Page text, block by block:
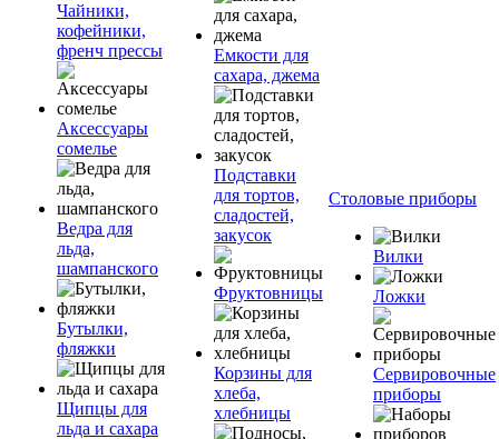
Чайники,
кофейники,
френч прессы
Аксессуары
сомелье
Ведра для
льда,
шампанского
Бутылки,
фляжки
Щипцы для
льда и сахара
Емкости для
сахара, джема
Подставки
для тортов,
сладостей,
закусок
Фруктовницы
Корзины для
хлеба,
хлебницы
Столовые приборы
Вилки
Ложки
Сервировочные
приборы